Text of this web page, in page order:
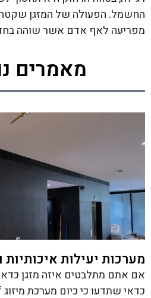
החשמל. הפעולה של המזגן שקטה
מפריעה לאף אדם אשר שוהה
מאמרים
מערכות יעילות
אם אתם מתלבטים איזה מזגן